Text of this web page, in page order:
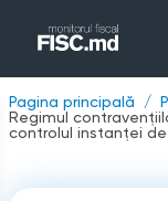
Pagina principală
Regimul
controlul instanței